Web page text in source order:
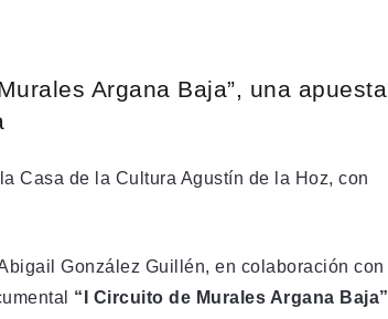
Argana Baja”, una apuesta
Casa de la Cultura Agustín de la Hoz, con
González Guillén, en colaboración con
“I Circuito de Murales Argana Baja”